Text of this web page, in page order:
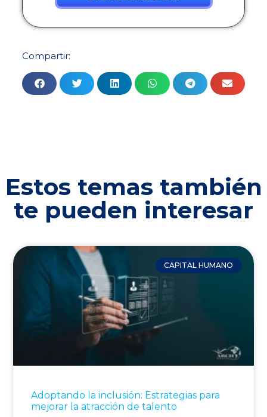
Compartir:
Estos temas también
te pueden interesar
CAPITAL HUMANO
Adoptando la inclusión: Estrategias para
mejorar la atracción de talento